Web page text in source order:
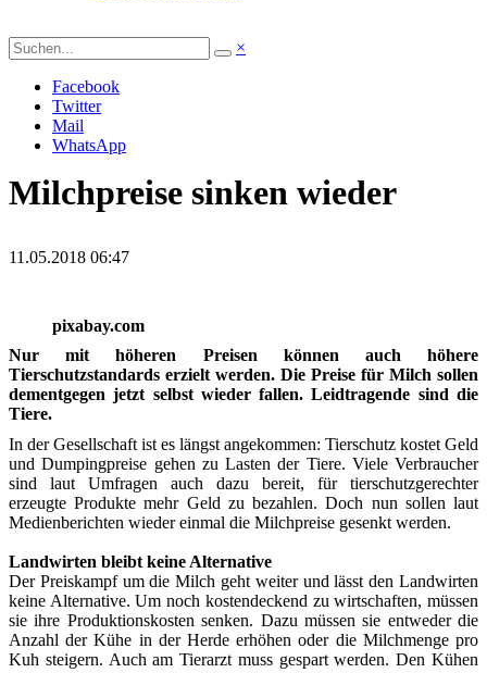
×
Facebook
Twitter
Mail
WhatsApp
Milchpreise sinken wieder
11.05.2018 06:47
pixabay.com
Nur mit höheren Preisen können auch höhere
Tierschutzstandards erzielt werden. Die Preise für Milch sollen
dementgegen jetzt selbst wieder fallen. Leidtragende sind die
Tiere.
In der Gesellschaft ist es längst angekommen: Tierschutz kostet Geld
und Dumpingpreise gehen zu Lasten der Tiere. Viele Verbraucher
sind laut Umfragen auch dazu bereit, für tierschutzgerechter
erzeugte Produkte mehr Geld zu bezahlen. Doch nun sollen laut
Medienberichten wieder einmal die Milchpreise gesenkt werden.
Landwirten bleibt keine Alternative
Der Preiskampf um die Milch geht weiter und lässt den Landwirten
keine Alternative. Um noch kostendeckend zu wirtschaften, müssen
sie ihre Produktionskosten senken. Dazu müssen sie entweder die
Anzahl der Kühe in der Herde erhöhen oder die Milchmenge pro
Kuh steigern. Auch am Tierarzt muss gespart werden. Den Kühen